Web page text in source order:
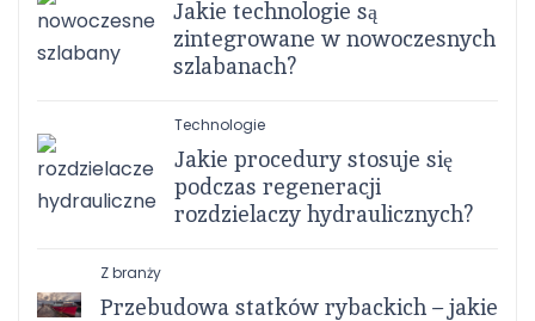
Jakie technologie są
zintegrowane w nowoczesnych
szlabanach?
Technologie
Jakie procedury stosuje się
podczas regeneracji
rozdzielaczy hydraulicznych?
Z branży
Przebudowa statków rybackich – jakie